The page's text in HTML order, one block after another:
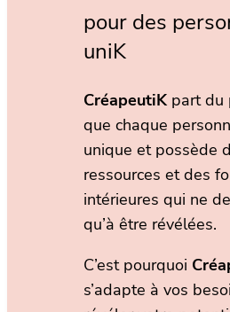
pour des
uniK
CréapeutiKpart du
que chaque
unique et possède
ressources et des
intérieures qui ne
qu’à être révélées.
C’est pourquoi
s’adapte à vos